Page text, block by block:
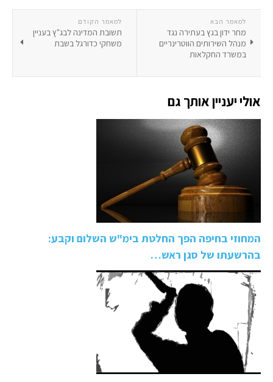
למאמר הקודם
תשובת המדינה לבג"ץ בעניין
משחקי כדורגל בשבת
למאמר הבא
מחר ידון בגץ בעתירה נגד
מנהל השירותים הווטרינריים
במשרד החקלאות
אולי יעניין אותך גם
המחוזי בחיפה הפך החלטת בימ"ש השלום וקבע:
בהרשעתו של סגן ראש…